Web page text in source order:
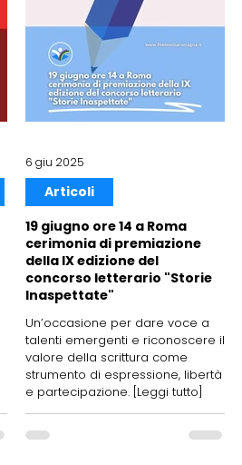
19 giugno ore 14 a Roma
cerimonia di premiazione
della IX edizione del
concorso letterario "Storie
Inaspettate"
Un’occasione per dare voce a
talenti emergenti e riconoscere il
valore della scrittura come
strumento di espressione, libertà
e partecipazione. [Leggi tutto]
Articoli
6 giu 2025